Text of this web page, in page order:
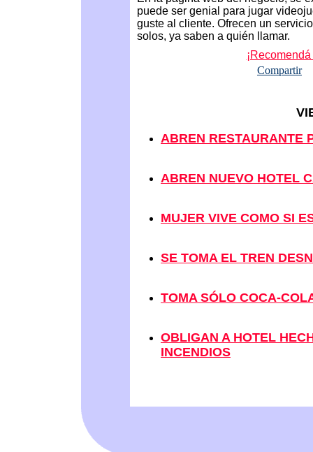
puede ser genial para jugar
guste al cliente. Ofrecen un
solos, ya saben a quién llamar.
Compartir
ABREN RESTAURANTE
ABREN NUEVO HOTEL
MUJER VIVE COMO SI
SE TOMA EL TREN
TOMA SÓLO COCA-
OBLIGAN A HOTEL
INCENDIOS